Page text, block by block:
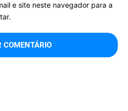
e site neste navegador para a